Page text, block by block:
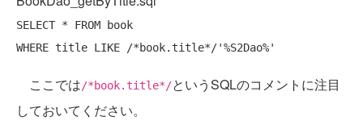
SELECT * FROM
WHERE title LIKE /*book.title*/'%S2Dao%'
ここでは/*book.title*/というSQLのコメントに注目
しておいてください。